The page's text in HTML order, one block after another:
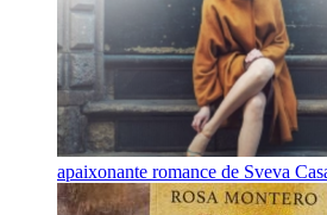
apaixonante romance de Sveva